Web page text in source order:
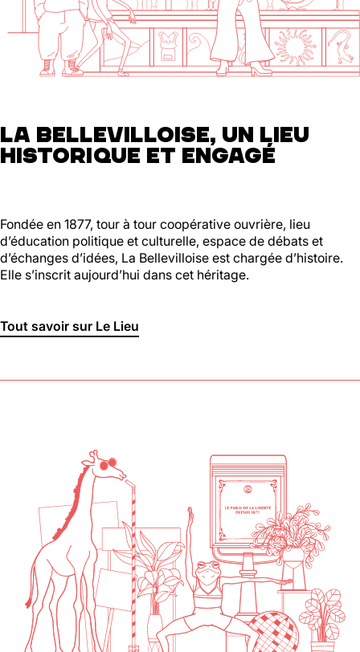
Voir la carte
01 46 36 07 07
En savoir plus
Ménilmontant
Lun, Mar : Fermé
Du Mercredi au Dimanche
Nous suivre
En savoir plus
LA BELLEVILLOISE, UN LIEU
HISTORIQUE ET ENGAGÉ
Fondée en 1877, tour à tour coopérative ouvrière, lieu
d’éducation politique et culturelle, espace de débats et
d’échanges d’idées, La Bellevilloise est chargée d’histoire.
Elle s’inscrit aujourd’hui dans cet héritage.
Tout savoir sur Le Lieu